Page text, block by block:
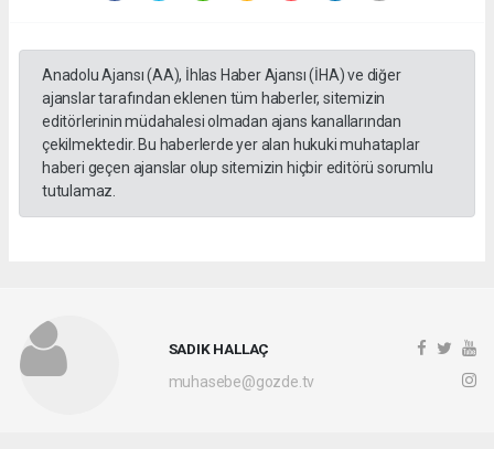
Anadolu Ajansı (AA), İhlas Haber Ajansı (İHA) ve diğer
ajanslar tarafından eklenen tüm haberler, sitemizin
editörlerinin müdahalesi olmadan ajans kanallarından
çekilmektedir. Bu haberlerde yer alan hukuki muhataplar
haberi geçen ajanslar olup sitemizin hiçbir editörü sorumlu
tutulamaz.
SADIK HALLAÇ
muhasebe@gozde.tv